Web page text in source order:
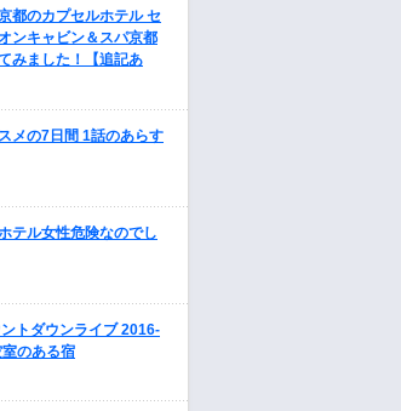
京都のカプセルホテル セ
ンキャビン＆スパ京都
みました！【追記あ
メの7日間 1話のあらす
テル女性危険なのでし
トダウンライブ 2016-
のある宿